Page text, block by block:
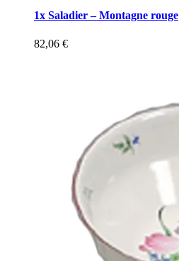
1x Saladier – Montagne rouge
82,06 €